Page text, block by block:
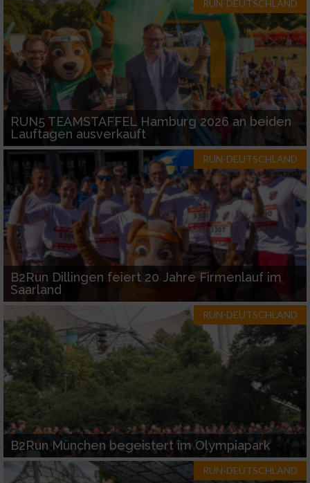
RUN-DEUTSCHLAND
RUN5 TEAMSTAFFEL Hamburg 2026 an beiden
Lauftagen ausverkauft
RUN-DEUTSCHLAND
B2Run Dillingen feiert 20 Jahre Firmenlauf im
Saarland
RUN-DEUTSCHLAND
B2Run München begeistert im Olympiapark
RUN-DEUTSCHLAND
Verwendung genauer Standortdaten
Geräte anhand von aktiv angeforderten
Informationen identifizieren
Nicht-IAB-Verarbeitungszwecke:
Notwendig
Performance
Funktional
Werbung